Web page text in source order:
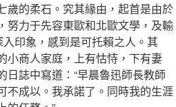
歲的柔石。究其緣由，起首是由於
努力于先容東歐和北歐文學，及輸
印象，感到是可托賴之人。其
小商人家庭，上有怙恃，下有妻
誌中寫道：“早晨魯迅師長教師
不成以。我承諾了。同時我的生涯